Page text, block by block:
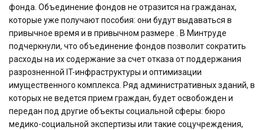
фонда. Объединение фондов не отразится на гражданах,
которые уже получают пособия: они будут выдаваться в
привычное время и в привычном размере . В Минтруде
подчеркнули, что объединение фондов позволит сократить
расходы на их содержание за счет отказа от поддержания
разрозненной IT-инфраструктуры и оптимизации
имущественного комплекса. Ряд административных зданий, в
которых не ведется прием граждан, будет освобожден и
передан под другие объекты социальной сферы: бюро
медико-социальной экспертизы или такие соцучреждения,